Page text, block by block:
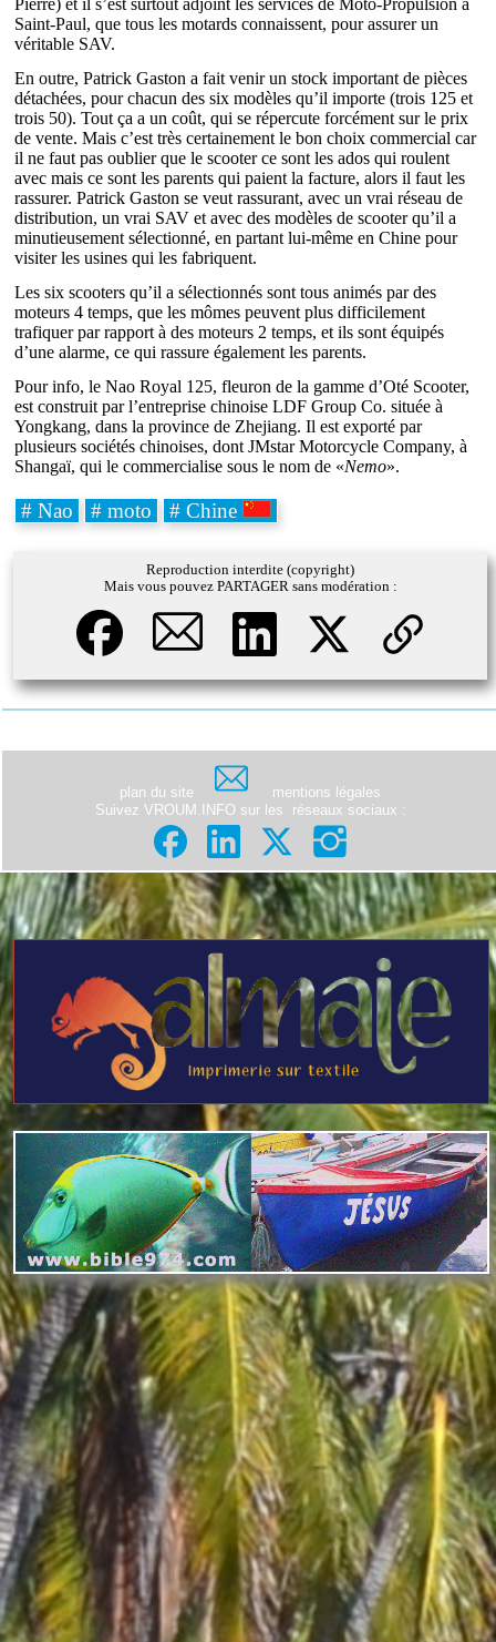
Pierre) et il s’est surtout adjoint les services de Moto-Propulsion à
Saint-Paul, que tous les motards connaissent, pour assurer un
véritable SAV.
En outre, Patrick Gaston a fait venir un stock important de pièces
détachées, pour chacun des six modèles qu’il importe (trois 125 et
trois 50). Tout ça a un coût, qui se répercute forcément sur le prix
de vente. Mais c’est très certainement le bon choix commercial car
il ne faut pas oublier que le scooter ce sont les ados qui roulent
avec mais ce sont les parents qui paient la facture, alors il faut les
rassurer. Patrick Gaston se veut rassurant, avec un vrai réseau de
distribution, un vrai SAV et avec des modèles de scooter qu’il a
minutieusement sélectionné, en partant lui-même en Chine pour
visiter les usines qui les fabriquent.
Les six scooters qu’il a sélectionnés sont tous animés par des
moteurs 4 temps, que les mômes peuvent plus difficilement
trafiquer par rapport à des moteurs 2 temps, et ils sont équipés
d’une alarme, ce qui rassure également les parents.
Pour info, le Nao Royal 125, fleuron de la gamme d’Oté Scooter,
est construit par l’entreprise chinoise LDF Group Co. située à
Yongkang, dans la province de Zhejiang. Il est exporté par
plusieurs sociétés chinoises, dont JMstar Motorcycle Company, à
Shangaï, qui le commercialise sous le nom de «Nemo».
# Nao # moto # Chine
Reproduction interdite (copyright)
Mais vous pouvez PARTAGER sans modération :
plan du site
mentions légales
Suivez VROUM.INFO sur les
réseaux sociaux :